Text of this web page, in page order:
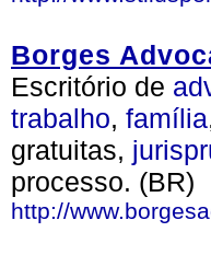
Borges
Escritório de
trabalho, família
gratuitas,
processo. (BR)
http://